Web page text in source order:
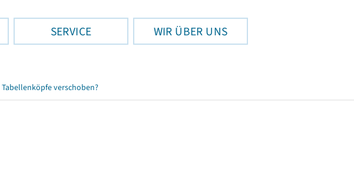
SERVICE WIR ÜBER UNS
Tabellenköpfe verschoben?